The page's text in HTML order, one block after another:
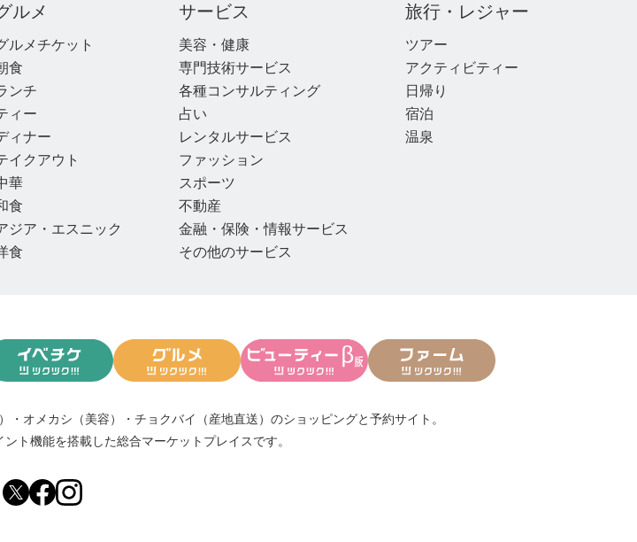
ルメ
ルメチケット
食
ンチ
ィー
ィナー
イクアウト
華
食
ジア・エスニック
食
サービス
美容・健康
専門技術サービス
各種コンサルティング
占い
レンタルサービス
ファッション
スポーツ
不動産
金融・保険・情報サービス
その他のサービス
旅行・レジャー
ツアー
アクティビティー
日帰り
宿泊
温泉
・ オメカシ（美容） ・ チョクバイ（産地直送） のショッピングと予約サイト。
ント機能を搭載した総合マーケットプレイスです。